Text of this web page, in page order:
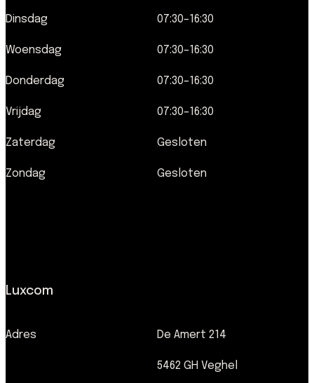
Dinsdag
Woensdag
Donderdag
Vrijdag
Zaterdag
Zondag
07:30–16:30
07:30–16:30
07:30–16:30
07:30–16:30
Gesloten
Gesloten
Luxcom
Adres De Amert 214
5462 GH Veghel